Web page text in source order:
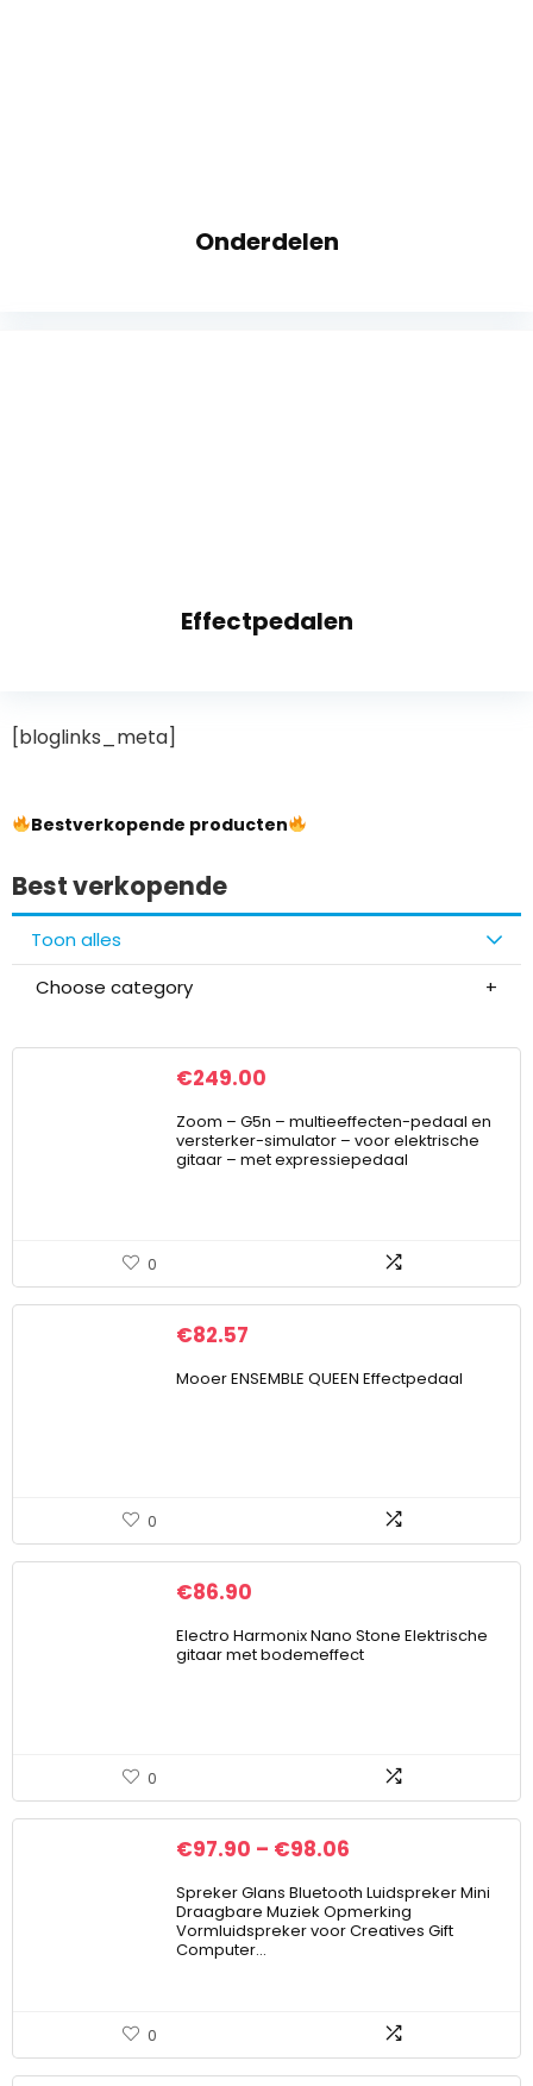
Onderdelen
Effectpedalen
[bloglinks_meta]
Bestverkopende producten
Best verkopende
Toon alles
Choose category
€249.00
Zoom – G5n – multieeffecten-pedaal en
versterker-simulator – voor elektrische
gitaar – met expressiepedaal
0
€82.57
Mooer ENSEMBLE QUEEN Effectpedaal
0
€86.90
Electro Harmonix Nano Stone Elektrische
gitaar met bodemeffect
0
€97.90 – €98.06
Spreker Glans Bluetooth Luidspreker Mini
Draagbare Muziek Opmerking
Vormluidspreker voor Creatives Gift
Computer…
0